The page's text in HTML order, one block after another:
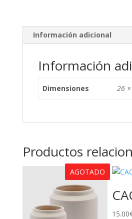
Información adicional
Información
Dimensiones 26
Productos
AGOTADO
15.00